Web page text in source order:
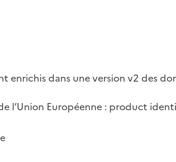
enrichis dans une version v2 des
l’Union Européenne : product